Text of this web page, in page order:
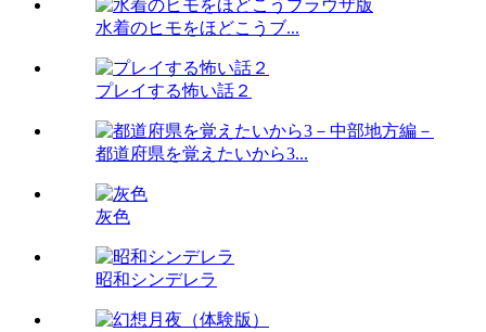
水着のヒモをほどこうブ...
プレイする怖い話２
都道府県を覚えたいから3...
灰色
昭和シンデレラ